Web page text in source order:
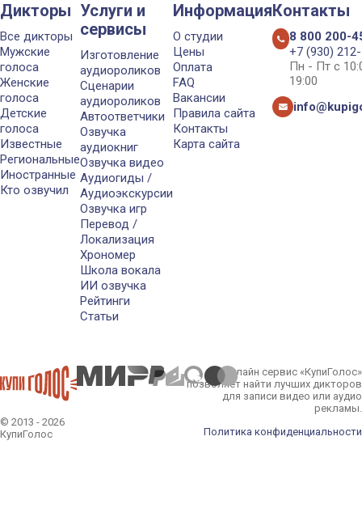
Дикторы
Все дикторы
Мужские
голоса
Женские
голоса
Детские
голоса
Известные
Региональные
Иностранные
Кто озвучил
Услуги и
сервисы
Изготовление
аудиороликов
Сценарии
аудиороликов
Автоответчики
Озвучка
аудиокниг
Озвучка видео
Аудиогиды /
Аудиоэкскурсии
Озвучка игр
Перевод /
Локализация
Хрономер
Школа вокала
ИИ озвучка
Рейтинги
Статьи
Информация
О студии
Цены
Оплата
FAQ
Вакансии
Правила сайта
Контакты
Карта сайта
Контакты
8 800 200-
+7 (930)
Пн - Пт с
19:00
© 2013 - 2026
КупиГолос
Онлайн сервис «КупиГолос»
позволяет найти лучших дикторов
для записи видео или аудио
рекламы.
Политика конфиденциальности